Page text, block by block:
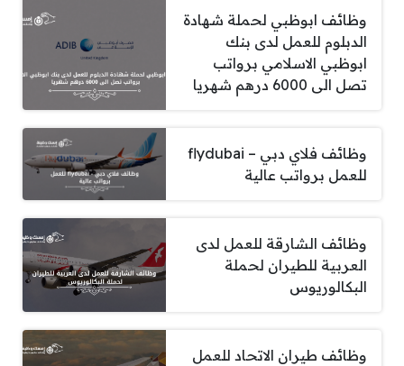
وظائف ابوظبي لحملة شهادة
الدبلوم للعمل لدى بنك
ابوظبي الاسلامي برواتب
تصل الى 6000 درهم شهريا
وظائف فلاي دبي – flydubai
للعمل برواتب عالية
وظائف الشارقة للعمل لدى
العربية للطيران لحملة
البكالوريوس
وظائف طيران الاتحاد للعمل